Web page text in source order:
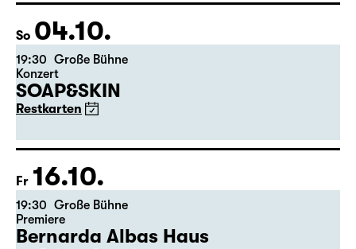
So 04.10.
19:30 Große Bühne
Konzert
SOAP&SKIN
Restkarten
Fr 16.10.
19:30 Große Bühne
Premiere
Bernarda Albas Haus